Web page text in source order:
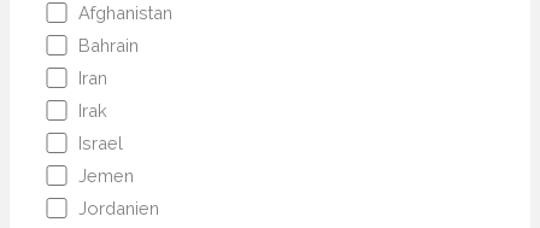
Afghanistan
Bahrain
Iran
Irak
Israel
Jemen
Jordanien